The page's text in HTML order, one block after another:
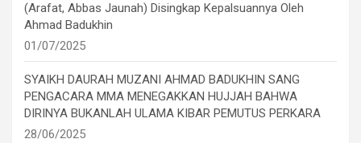
(Arafat, Abbas Jaunah) Disingkap Kepalsuannya Oleh
Ahmad Badukhin
01/07/2025
SYAIKH DAURAH MUZANI AHMAD BADUKHIN SANG
PENGACARA MMA MENEGAKKAN HUJJAH BAHWA
DIRINYA BUKANLAH ULAMA KIBAR PEMUTUS PERKARA
28/06/2025